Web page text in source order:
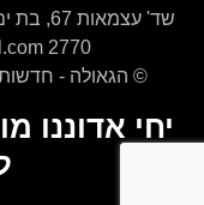
2770 www.hageula.com@gmail.com
© הגאולה -
יחי אדוננו